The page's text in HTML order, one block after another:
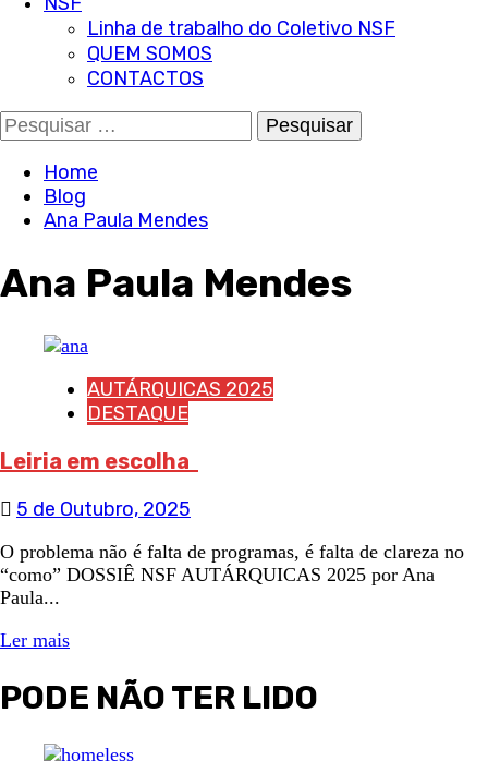
Linha de trabalho do Coletivo NSF
QUEM SOMOS
CONTACTOS
Pesquisar
por:
Home
Blog
Ana Paula Mendes
Ana Paula Mendes
AUTÁRQUICAS 2025
DESTAQUE
Leiria em escolha
5 de Outubro, 2025
O problema não é falta de programas, é falta de clareza no
“como” DOSSIÊ NSF AUTÁRQUICAS 2025 por Ana
Paula...
Ler mais
PODE NÃO TER LIDO